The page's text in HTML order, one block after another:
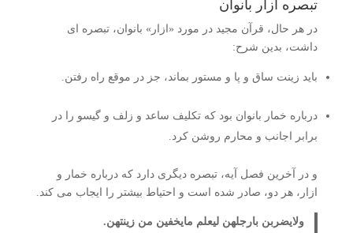
تبصره ازار بانوان
در هر حال، قرآن مجید در مورد «ازار» بانوان، تبصره ای
داشت، بدین شرح:
باید زینت ساق و پا و مستور بماند، جز در موقع راه رفتن.
درباره خمار بانوان بود که تکلیف ساعد و زلف و گیسو را در
برابر اجانب و محارم روشن کرد.
و در آخرین فصل آیه، تبصره دیگری دارد که درباره خمار و
ازار، هر دو، صادر شده است و احتیاط بیشتر را ایجاب می کند.
ولایضربن بارجلهن لیعلم مایخفین من زینتهن.